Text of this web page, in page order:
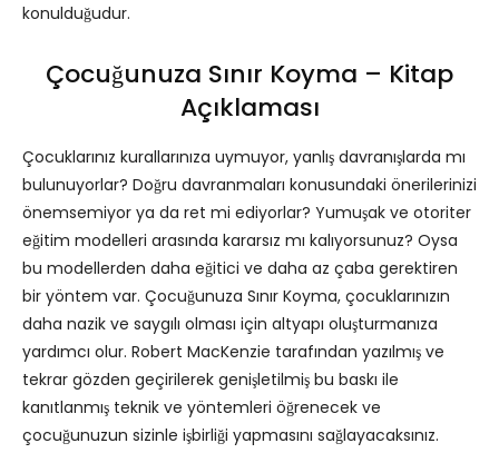
konulduğudur.
Çocuğunuza Sınır Koyma – Kitap
Açıklaması
Çocuklarınız kurallarınıza uymuyor, yanlış davranışlarda mı
bulunuyorlar? Doğru davranmaları konusundaki önerilerinizi
önemsemiyor ya da ret mi ediyorlar? Yumuşak ve otoriter
eğitim modelleri arasında kararsız mı kalıyorsunuz? Oysa
bu modellerden daha eğitici ve daha az çaba gerektiren
bir yöntem var. Çocuğunuza Sınır Koyma, çocuklarınızın
daha nazik ve saygılı olması için altyapı oluşturmanıza
yardımcı olur. Robert MacKenzie tarafından yazılmış ve
tekrar gözden geçirilerek genişletilmiş bu baskı ile
kanıtlanmış teknik ve yöntemleri öğrenecek ve
çocuğunuzun sizinle işbirliği yapmasını sağlayacaksınız.